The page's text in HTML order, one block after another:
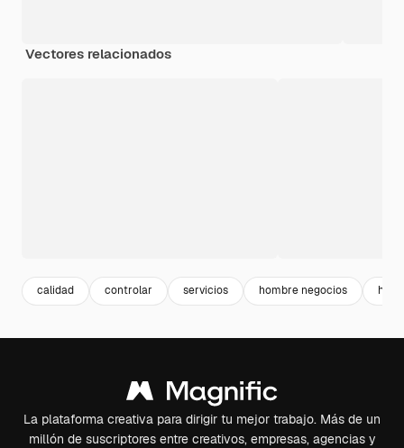
Vectores relacionados
calidad controlar servicios hombre negocios
La plataforma creativa para dirigir tu mejor trabajo. Más de un
millón de suscriptores entre creativos, empresas, agencias y